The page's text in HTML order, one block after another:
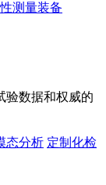
测量装备
验数据和权威的
态分析 定制化检